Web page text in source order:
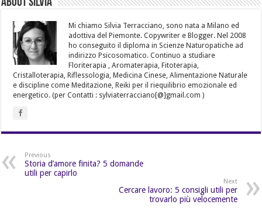
Mi chiamo Silvia Terracciano, sono nata a Milano ed
adottiva del Piemonte. Copywriter e Blogger. Nel 2008
ho conseguito il diploma in Scienze Naturopatiche ad
indirizzo Psicosomatico. Continuo a studiare
Floriterapia , Aromaterapia, Fitoterapia,
Cristalloterapia, Riflessologia, Medicina Cinese, Alimentazione Naturale
e discipline come Meditazione, Reiki per il riequilibrio emozionale ed
energetico. (per Contatti : sylviaterracciano[@]gmail.com )
Previous
Storia d’amore finita? 5 domande
utili per capirlo
Next
Cercare lavoro: 5 consigli utili per
trovarlo più velocemente